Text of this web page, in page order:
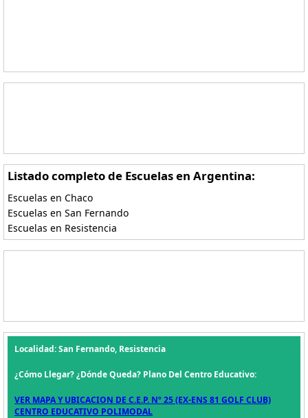
Listado completo de Escuelas en Argentina:
Escuelas en Chaco
Escuelas en San Fernando
Escuelas en Resistencia
Localidad: San Fernando, Resistencia
¿Cómo Llegar? ¿Dónde Queda? Plano Del Centro Educativo:
VER MAPA Y UBICACION DE C.E.P. Nº 25 (EX-ENS 81 GOLF CLUB)
CENTRO EDUCATIVO POLIMODAL